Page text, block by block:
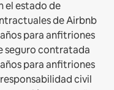
el estado de
de Airbnb
para anfitriones
seguro contratada
para anfitriones
civil